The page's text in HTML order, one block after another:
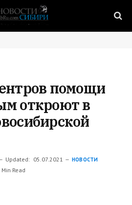
помощи
откроют в
Updated: 05.07.2021 НОВОСТИ
Min Read